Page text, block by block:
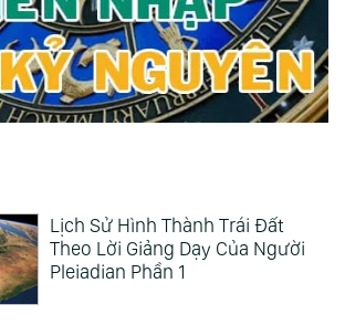
Lịch Sử Hình Thành Trái Đất
Theo Lời Giảng Dạy Của Người
Pleiadian Phần 1